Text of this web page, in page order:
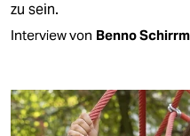
zu sein.
Interview von Benno